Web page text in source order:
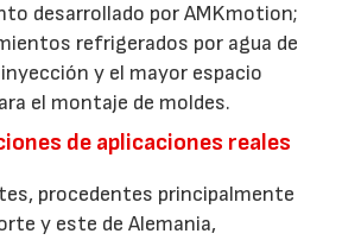
desarrollado por AMKmotion;
refrigerados por agua de
y el mayor espacio
el montaje de moldes.
de aplicaciones reales
procedentes principalmente
y este de Alemania,